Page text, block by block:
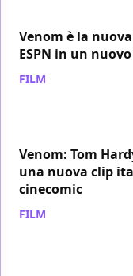
Venom è la
ESPN in un
FILM
Venom: Tom
una nuova clip
cinecomic
FILM